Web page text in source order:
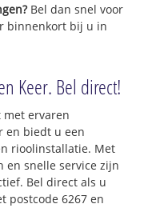
Bel dan snel voor
binnenkort bij u in
Keer. Bel direct!
ervaren
en biedt u een
rioolinstallatie. Met
en snelle service zijn
Bel direct als u
postcode 6267 en